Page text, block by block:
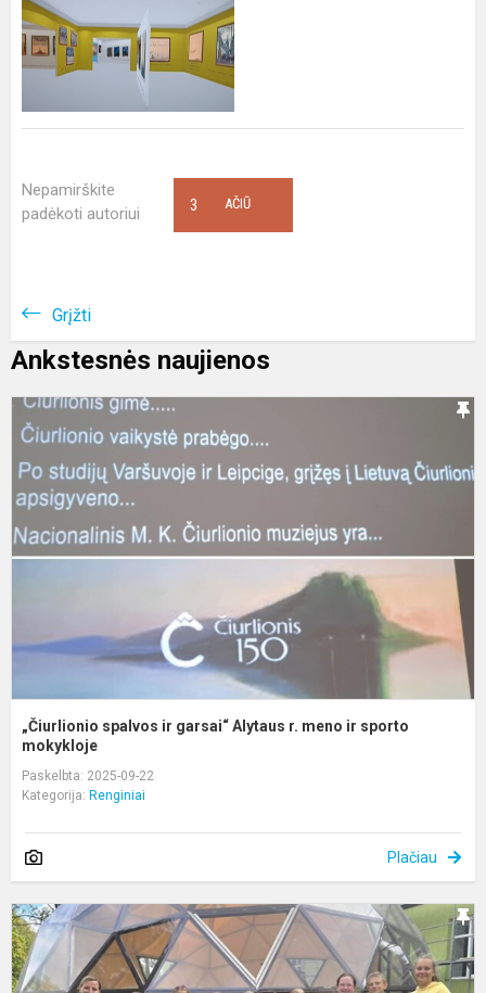
Nepamirškite
padėkoti autoriui
AČIŪ
3
Grįžti
Ankstesnės naujienos
„Čiurlionio spalvos ir garsai“ Alytaus r. meno ir sporto
mokykloje
Paskelbta: 2025-09-22
Kategorija: Renginiai
Plačiau